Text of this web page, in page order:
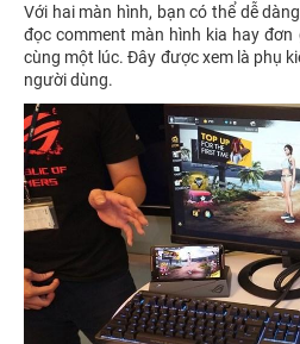
Với hai màn hình, bạn có thể dễ
đọc comment màn hình kia hay
cùng một lúc. Đây được xem là phụ
người dùng.